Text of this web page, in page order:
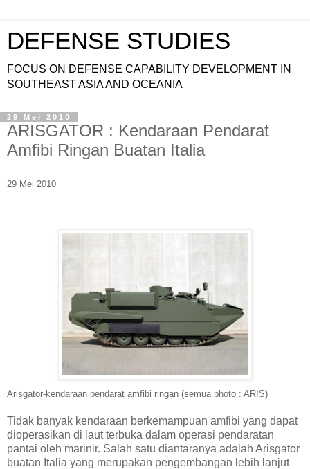
DEFENSE STUDIES
FOCUS ON DEFENSE CAPABILITY DEVELOPMENT IN
SOUTHEAST ASIA AND OCEANIA
29 Mei 2010
ARISGATOR : Kendaraan Pendarat
Amfibi Ringan Buatan Italia
29 Mei 2010
Arisgator-kendaraan pendarat amfibi ringan (semua photo : ARIS)
Tidak banyak kendaraan berkemampuan amfibi yang dapat
dioperasikan di laut terbuka dalam operasi pendaratan
pantai oleh marinir. Salah satu diantaranya adalah Arisgator
buatan Italia yang merupakan pengembangan lebih lanjut